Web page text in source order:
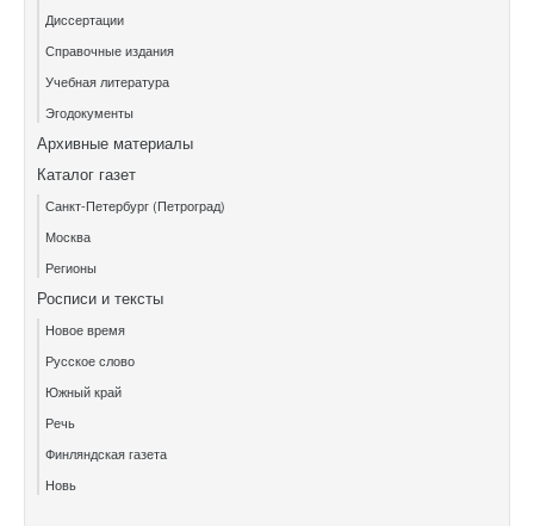
Диссертации
Справочные издания
Учебная литература
Эгодокументы
Архивные материалы
Каталог газет
Санкт-Петербург (Петроград)
Москва
Регионы
Росписи и тексты
Новое время
Русское слово
Южный край
Речь
Финляндская газета
Новь